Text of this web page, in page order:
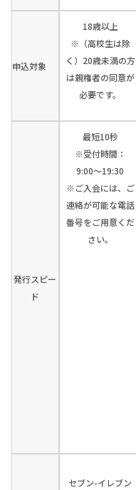
申込対象
18歳以上
※（高校生は除
く）20歳未満の方
は親権者の同意が
必要です。
発行スピー
ド
最短10秒
※受付時間：
9:00〜19:30
※ご入会には、ご
連絡が可能な電話
番号をご用意くだ
さい。
セブン-イレブン